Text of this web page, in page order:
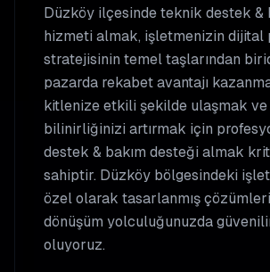
Düzköy ilçesindeteknik destek &
hizmeti almak, işletmenizin dijital
stratejisinin temel taşlarından
pazarda rekabet avantajı
kitlenize etkili şekilde ulaşmak
bilinirliğinizi artırmak için
destek & bakım desteği almak
sahiptir. Düzköy bölgesindeki
özel olarak tasarlanmış
dönüşüm yolculuğunuzda
oluyoruz.